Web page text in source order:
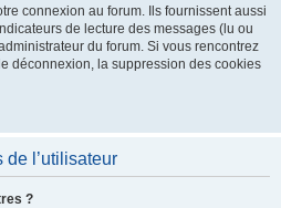
connexion au forum. Ils fournissent aussi
de lecture des messages (lu ou
du forum. Si vous rencontrez
déconnexion, la suppression des cookies
de l’utilisateur
?